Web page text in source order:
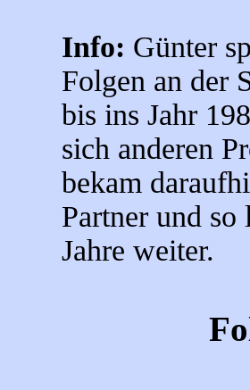
Info: Günter
Folgen an der
bis ins Jahr
sich anderen
bekam
Partner und so
Jahre weiter.